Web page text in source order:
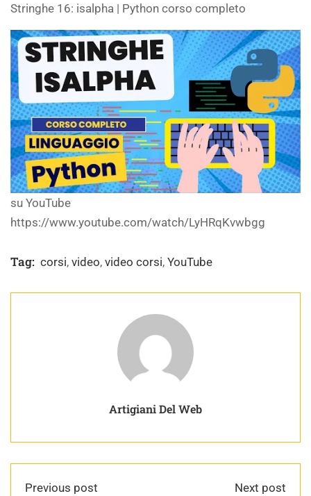
Stringhe 16: isalpha | Python corso completo
su YouTube
https://www.youtube.com/watch/LyHRqKvwbgg
Tag: corsi, video, video corsi, YouTube
Artigiani Del Web
Previous post Next post